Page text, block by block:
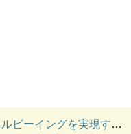
現するカリキュラム・マネジメント